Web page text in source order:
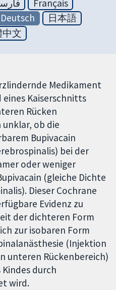
Français
Deutsch
日本語
文
Medikament
Kaiserschnitts
Rücken
unklar, ob die
Bupivacain
bei der
oder weniger
(gleiche Dichte
Dieser Cochrane
Evidenz zu
der dichteren Form
zur isobaren Form
(Injektion
unteren Rückenbereich)
durch
wird.